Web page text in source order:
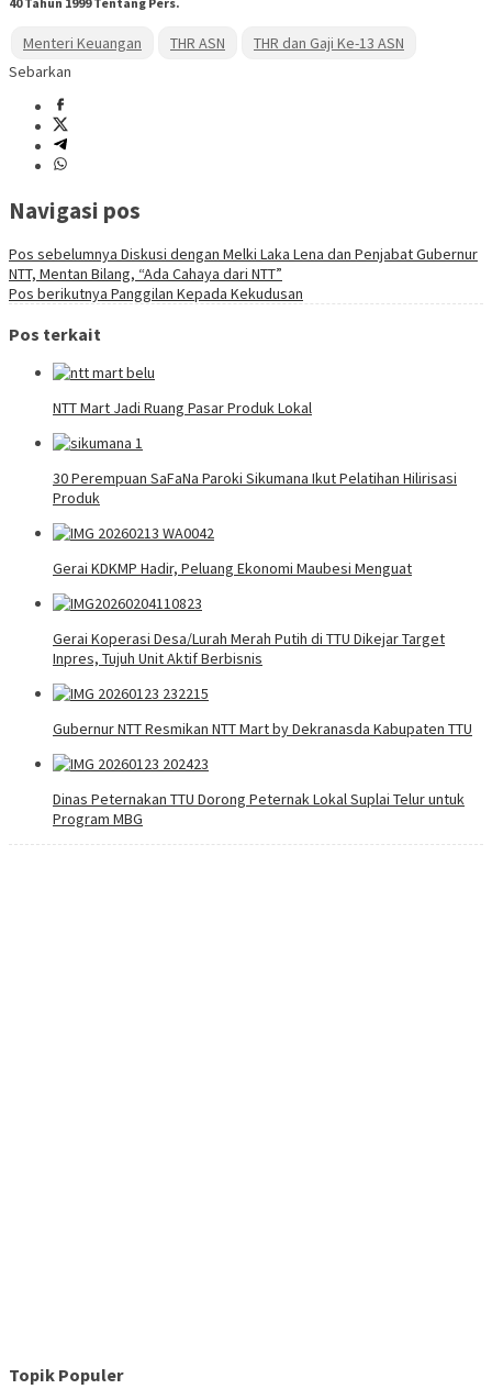
Menteri Keuangan THR ASN
THR dan Gaji Ke-13 ASN
Sebarkan
Navigasi pos
Pos sebelumnya Diskusi dengan Melki Laka Lena dan Penjabat Gubernur
NTT, Mentan Bilang, “Ada Cahaya dari NTT”
Pos berikutnya Panggilan Kepada Kekudusan
Pos terkait
NTT Mart Jadi Ruang Pasar Produk Lokal
30 Perempuan SaFaNa Paroki Sikumana Ikut Pelatihan Hilirisasi
Produk
Gerai KDKMP Hadir, Peluang Ekonomi Maubesi Menguat
Gerai Koperasi Desa/Lurah Merah Putih di TTU Dikejar Target
Inpres, Tujuh Unit Aktif Berbisnis
Gubernur NTT Resmikan NTT Mart by Dekranasda Kabupaten TTU
Dinas Peternakan TTU Dorong Peternak Lokal Suplai Telur untuk
Program MBG
Topik Populer